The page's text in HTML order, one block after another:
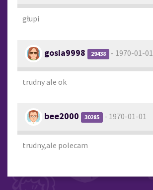
głupi
gosia9998 29438 - 1970-01-01
trudny ale ok
bee2000 30285 - 1970-01-01
trudny,ale polecam